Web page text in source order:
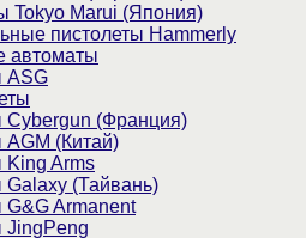
Tokyo Marui (Япония)
пистолеты Hammerly
автоматы
ASG
Cybergun (Франция)
(Китай)
Arms
(Тайвань)
Armanent
JingPeng